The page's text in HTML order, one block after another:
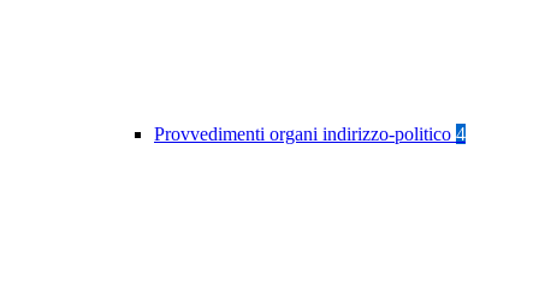
Provvedimenti organi indirizzo-politico 4